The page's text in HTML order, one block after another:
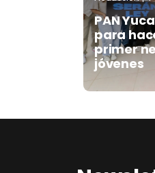
PAN
para
primer
jóvenes